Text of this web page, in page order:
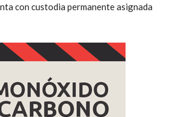
con custodia permanente asignada